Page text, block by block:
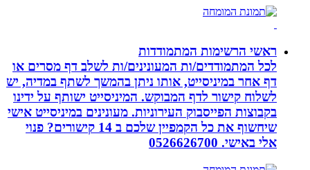
ראשי הרשימות המתמודדות
לכל המתמודדים/ות המעונינים/ות לשלב דף מסרים או
דף אחר במיניסייט, אותו ניתן בהמשך לשתף במדיה, יש
לשלוח קישור לדף המבוקש. המיניסייט ישותף על ידינו
בקבוצות הפייסבוק העירוניות. מעונינים במיניסייט אישי
שיחשוף את כל הקמפיין שלכם ב 14 קישורים? פנוי
אלי באישי. 0526626700